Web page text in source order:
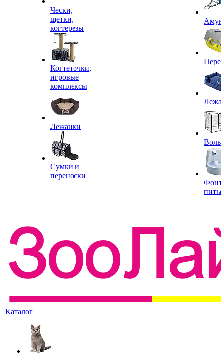
Чески,
щетки,
когтерезы
Когтеточки,
игровые
комплексы
Лежанки
Сумки и
переноски
Каталог